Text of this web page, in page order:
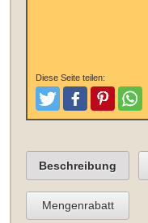
Diese Seite teilen:
TweetenPostenPinterest
Beschreibung
Mengenrabatt